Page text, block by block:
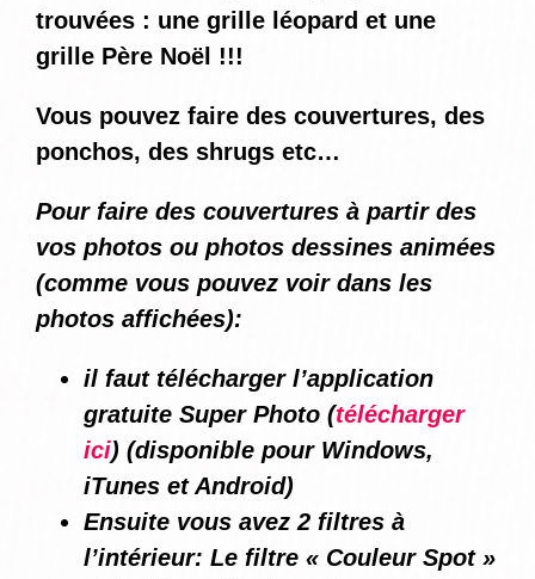
trouvées : une grille léopard et une
grille Père Noël !!!
Vous pouvez faire des couvertures, des
ponchos, des shrugs etc…
Pour faire des couvertures à partir des
vos photos ou photos dessines animées
(comme vous pouvez voir dans les
photos affichées):
il faut télécharger l’application
gratuite Super Photo (télécharger
ici) (disponible pour Windows,
iTunes et Android)
Ensuite vous avez 2 filtres à
l’intérieur: Le filtre « Couleur Spot »